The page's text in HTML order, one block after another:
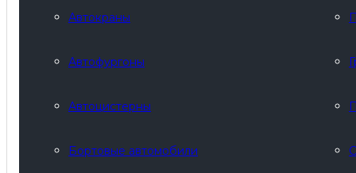
Автокраны
Автофургоны
Автоцистерны
Бортовые автомобили